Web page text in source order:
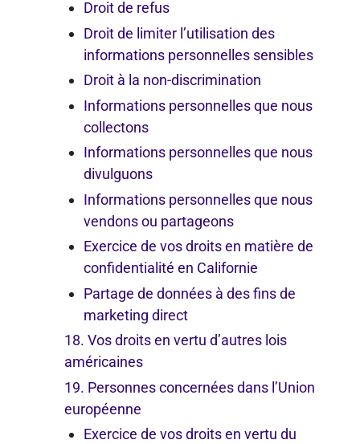
Droit de refus
Droit de limiter l’utilisation des
informations personnelles sensibles
Droit à la non-discrimination
Informations personnelles que nous
collectons
Informations personnelles que nous
divulguons
Informations personnelles que nous
vendons ou partageons
Exercice de vos droits en matière de
confidentialité en Californie
Partage de données à des fins de
marketing direct
18. Vos droits en vertu d’autres lois
américaines
19. Personnes concernées dans l’Union
européenne
Exercice de vos droits en vertu du